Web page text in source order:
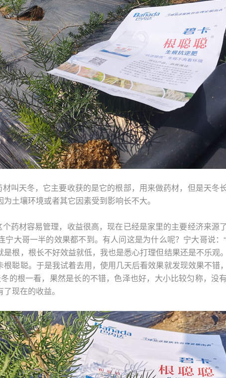
叫天冬，它主要收获的是它的根部，用来做药材，但是天冬
土壤环境或者其它因素受到影响长不大。
药材容易管理，收益很高，现在已经是家里的主要经济来源
宁大哥一半的效果都不到。有人问这是为什么呢？宁大哥说
根，根长不好效益就低，我也是悉心打理但结果还是不乐观
聪聪。于是我试着去用，使用几天后看效果就发现效果不错
的根一看，果然是长的不错，色泽也好，大小比较匀称，没
现在的收益。